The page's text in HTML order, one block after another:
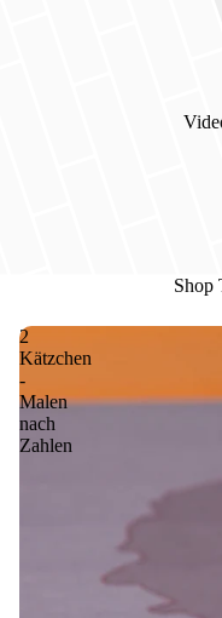
Shop
2
Kätzchen
-
Malen
nach
Zahlen